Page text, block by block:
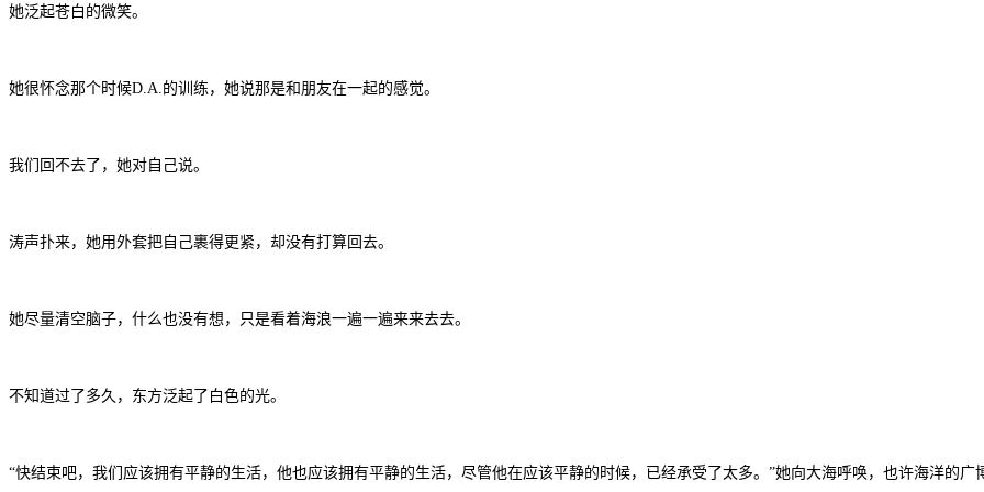
她泛起苍白的微笑。
她很怀念那个时候D.A.的训练，她说那是和朋友在一起的感觉。
我们回不去了，她对自己说。
涛声扑来，她用外套把自己裹得更紧，却没有打算回去。
她尽量清空脑子，什么也没有想，只是看着海浪一遍一遍来来去去。
不知道过了多久，东方泛起了白色的光。
“快结束吧，我们应该拥有平静的生活，他也应该拥有平静的生活，尽管他在应该平静的时候，已经承受了太多。”她向大海呼唤，也许海洋的广